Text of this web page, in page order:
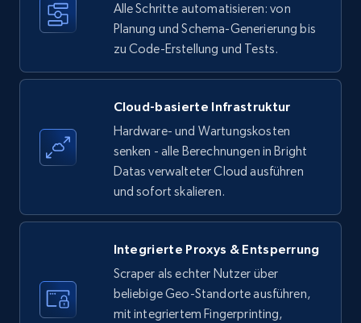
35.3K+ 5.7K+ Gratis testen
Amazon products - find products by using
upc numbers
Title, Seller name, Brand, Description, Initial
price, Currency, Availability, Reviews count, and
LinkedIn company information
Alle Schritte automatisieren: von
Planung und Schema-Generierung bis
zu Code-Erstellung und Tests.
Cloud-basierte Infrastruktur
Hardware- und Wartungskosten
senken - alle Berechnungen in Bright
Datas verwalteter Cloud ausführen
und sofort skalieren.
Integrierte Proxys & Entsperrung
Scraper als echter Nutzer über
beliebige Geo-Standorte ausführen,
mit integriertem Fingerprinting,